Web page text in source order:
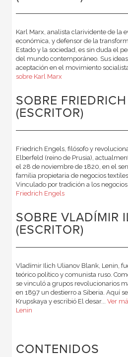
Karl Marx, analista clarividente de la
económica, y defensor de la
Estado y la sociedad, es sin duda el
del mundo contemporáneo. Sus
aceptación en el movimiento socialista
sobre Karl Marx
SOBRE
(ESCRITOR)
Friedrich Engels, filósofo y
Elberfeld (reino de Prusia),
el 28 de noviembre de 1820, en el
familia propietaria de negocios
Vinculado por tradición a los negocios
Friedrich Engels
SOBRE VLADÍMIR
(ESCRITOR)
Vladímir Ilich Ulianov Blank, Lenin,
teórico político y comunista ruso.
se vinculó a grupos revolucionarios
en 1897 un destierro a Siberia. Aquí
Krupskaya y escribió El desar... Ver
Lenin
CONTENIDOS